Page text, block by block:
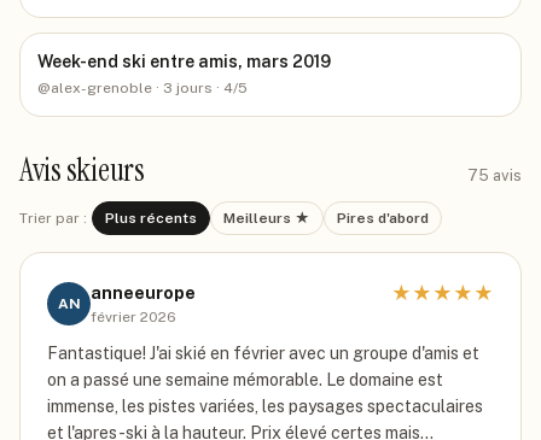
Week-end ski entre amis, mars 2019
@alex-grenoble · 3 jours · 4/5
Avis skieurs 75 avis
Trier par : Plus récents Meilleurs ★ Pires d'abord
AN
anneeurope
février 2026
★ ★ ★ ★ ★
Fantastique! J'ai skié en février avec un groupe d'amis et
on a passé une semaine mémorable. Le domaine est
immense, les pistes variées, les paysages spectaculaires
et l'apres-ski à la hauteur. Prix élevé certes mais…